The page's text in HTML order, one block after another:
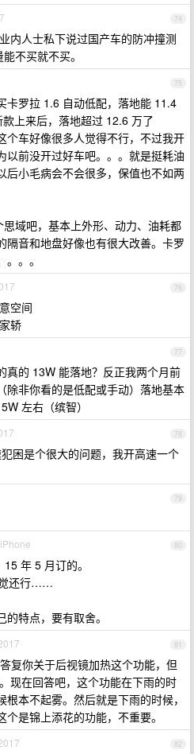
74
内人士私下说过国产车的防冲撞测
不买就不买。
75
卡罗拉 1.6 自动低配，落地能 11.4
上来后，落地超过 12.6 万了
个车好像很多人觉得不行，不过我开
以前没开过好车吧。。。就是挺耗油
后小毛病会不会很多，保值也不如两
域吧，基本上外形、动力、油耗都
隔音和地盘好像也有很大改善。卡罗
。。
76
空间
轿
77
真的 13W 能落地？反正我两个月前
除非你看的是低配或手动）落地基本
左右（缤智）
78
困是个很大的问题，我开高速一个
79
80
年 5 月订的。
觉还行……
特点，要有取舍。
81
复你关于后视镜加热这个功能，但
现在回答吧，这个功能在下雨的时
本不起雾。然后就是下雨的时候，
是锦上添花的功能，不重要。
82